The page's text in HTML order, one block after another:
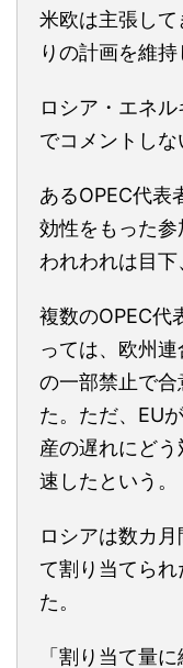
米欧は主張して
りの計画を維持
ロシア・エネ
でコメントしな
あるOPEC代表
効性をもった参
われわれは目下
複数のOPEC代
っては、欧州
の一部禁止で
た。ただ、EU
産の遅れにど
速したという。
ロシアは数カ
て割り当てら
た。
「割り当て量